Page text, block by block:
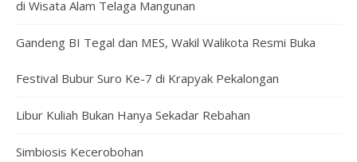
di Wisata Alam Telaga Mangunan
Gandeng BI Tegal dan MES, Wakil Walikota Resmi Buka
Festival Bubur Suro Ke-7 di Krapyak Pekalongan
Libur Kuliah Bukan Hanya Sekadar Rebahan
Simbiosis Kecerobohan